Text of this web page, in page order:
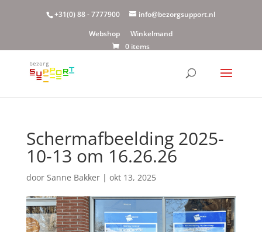
+31(0) 88 - 7777900
info@bezorgsupport.nl
Webshop
Winkelmand
0 items
Scherm­afbeelding 2025-
10-13 om 16.26.26
door Sanne Bakker| okt 13, 2025